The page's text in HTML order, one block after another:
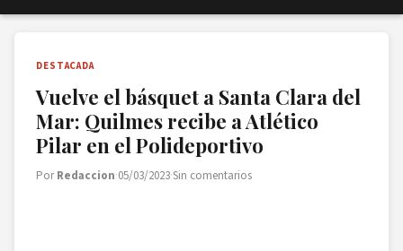
DESTACADA
Vuelve el básquet a Santa Clara del
Mar: Quilmes recibe a Atlético
Pilar en el Polideportivo
PorRedaccion·05/03/2023·Sin comentarios